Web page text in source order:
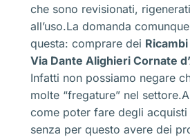
che sono revisionati,
all’uso.La domanda
questa: comprare dei
Via Dante Alighieri Cornate
Infatti non possiamo negare
molte “fregature” nel
come poter fare degli acquisti
senza per questo avere dei